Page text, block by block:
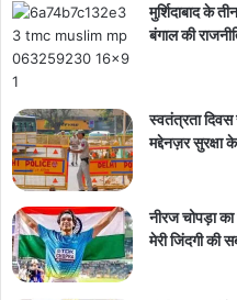
मुर्शिदाबाद के
बंगाल की
स्वतंत्रता
मद्देनज़र सुरक्षा
नीरज चोपड़ा
मेरी जिंदगी की